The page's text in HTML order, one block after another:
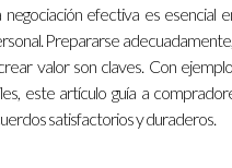
Con una planificación
llegue el momento
o necesitas ayuda durante
negociación efectiva es esencial
Prepararse
valor son claves. Con
este artículo guía a
satisfactorios y duraderos.